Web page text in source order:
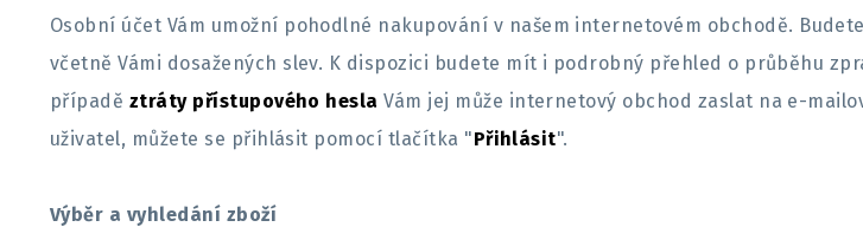
Osobní účet Vám umožní pohodlné nakupování v našem internetovém obchodě.
včetně Vámi dosažených slev. K dispozici budete mít i podrobný přehled o průběhu
případě ztráty přístupového hesla Vám jej může internetový obchod zaslat na e-
uživatel, můžete se přihlásit pomocí tlačítka "Přihlásit".
Výběr a vyhledání zboží